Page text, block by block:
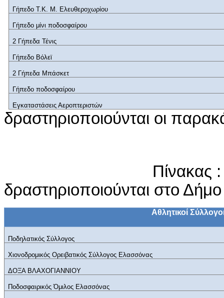
Γήπεδο Τ.Κ. Μ. Ελευθεροχωρίου
Γήπεδο μίνι ποδοσφαίρου
2 Γήπεδα Τένις
Γήπεδο Βόλεϊ
2 Γήπεδα Μπάσκετ
Γήπεδο ποδοσφαίρου
Εγκαταστάσεις Αεροπτεριστών
δραστηριοποιούνται οι
Πίνακας
δραστηριοποιούνται στο
Αθλητικοί
Ποδηλατικός Σύλλογος
Χιονοδρομικός Ορειβατικός Σύλλογος Ελασσόνας
ΔΟΞΑ ΒΛΑΧΟΓΙΑΝΝΙΟΥ
Ποδοσφαιρικός Όμιλος Ελασσόνας